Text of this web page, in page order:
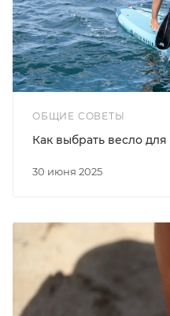
ОБЩИЕ СОВЕТЫ
30 июня 2025
Как выбрать весло